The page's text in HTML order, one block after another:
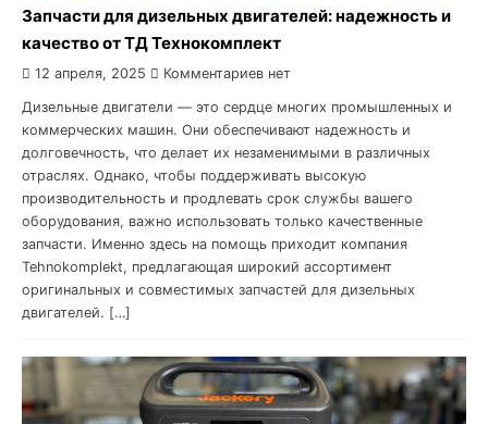
Запчасти для дизельных двигателей: надежность и
качество от ТД Технокомплект
12 апреля, 2025 Комментариев нет
Дизельные двигатели — это сердце многих промышленных и
коммерческих машин. Они обеспечивают надежность и
долговечность, что делает их незаменимыми в различных
отраслях. Однако, чтобы поддерживать высокую
производительность и продлевать срок службы вашего
оборудования, важно использовать только качественные
запчасти. Именно здесь на помощь приходит компания
Tehnokomplekt, предлагающая широкий ассортимент
оригинальных и совместимых запчастей для дизельных
двигателей. […]